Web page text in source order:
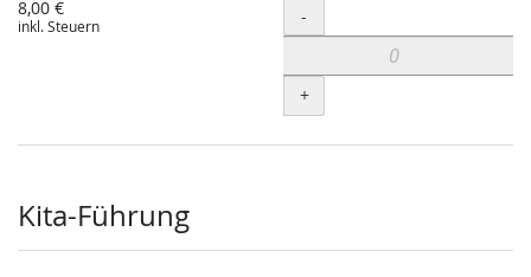
8,00 €
inkl. Steuern Menge
-
+
Kita-Führung